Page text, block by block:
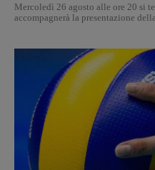
Mercoledì 26 agosto alle ore 20 si
accompagnerà la presentazione